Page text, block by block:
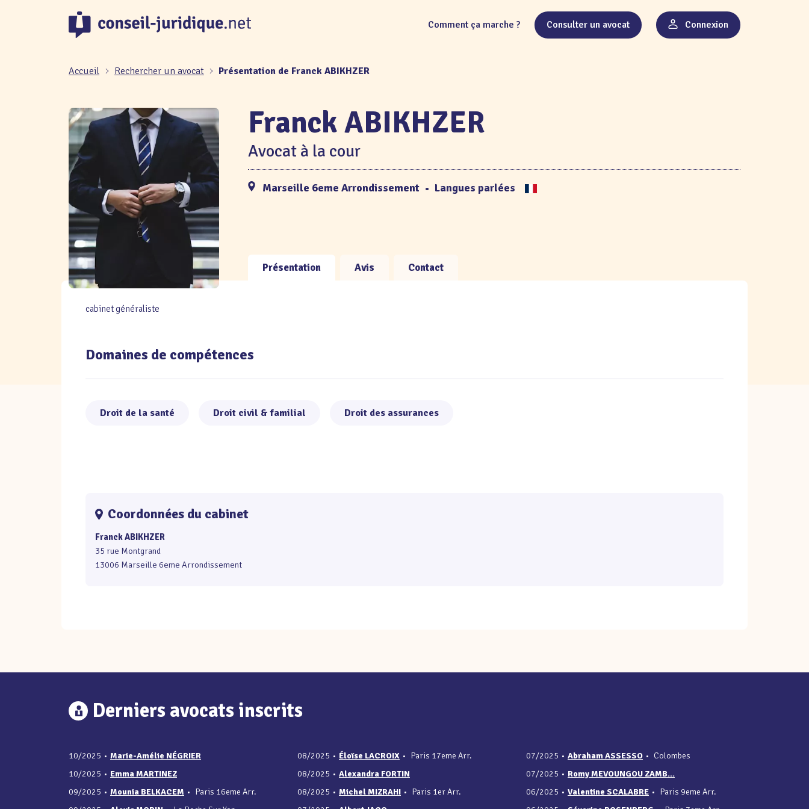
Comment ça marche ? Consulter un avocat Connexion
Accueil Rechercher un avocat Présentation de Franck ABIKHZER
Franck ABIKHZER
Avocat à la cour
Marseille 6eme Arrondissement • Langues parlées
Présentation Avis Contact
cabinet généraliste
Domaines de compétences
Droit de la santé Droit civil & familial Droit des assurances
Coordonnées du cabinet
Franck ABIKHZER
35 rue Montgrand
13006 Marseille 6eme Arrondissement
Derniers avocats inscrits
10/2025 • Marie-Amélie NÉGRIER
10/2025 • Emma MARTINEZ
09/2025 • Mounia BELKACEM • Paris 16eme Arr.
08/2025 • Éloïse LACROIX • Paris 17eme Arr.
08/2025 • Alexandra FORTIN
08/2025 • Michel MIZRAHI • Paris 1er Arr.
07/2025 • Abraham ASSESSO • Colombes
07/2025 • Romy MEVOUNGOU ZAMB...
06/2025 • Valentine SCALABRE • Paris 9eme Arr.